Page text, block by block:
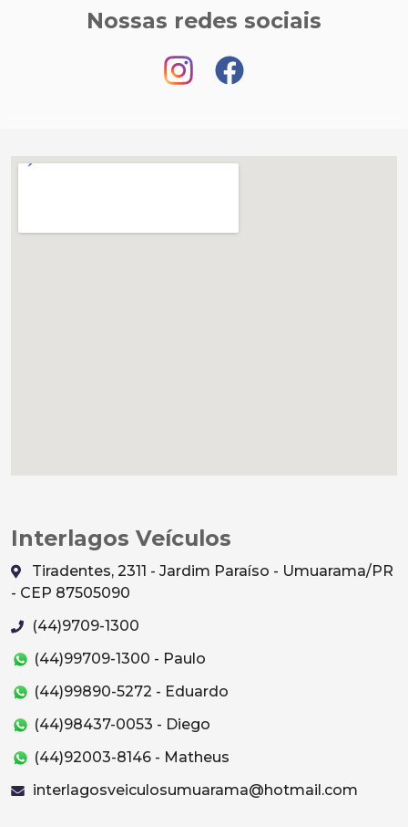
Nossas redes sociais
Interlagos Veículos
Tiradentes, 2311 - Jardim Paraíso - Umuarama/PR
- CEP 87505090
(44)9709-1300
(44)99709-1300 - Paulo
(44)99890-5272 - Eduardo
(44)98437-0053 - Diego
(44)92003-8146 - Matheus
interlagosveiculosumuarama@hotmail.com